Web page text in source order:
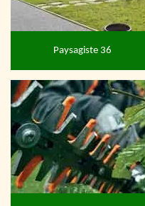
Paysagiste 36